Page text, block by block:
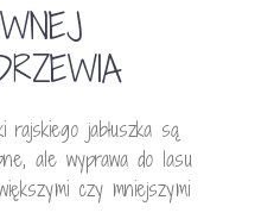
rajskiego jabłuszka są
ale wyprawa do lasu
czy mniejszymi